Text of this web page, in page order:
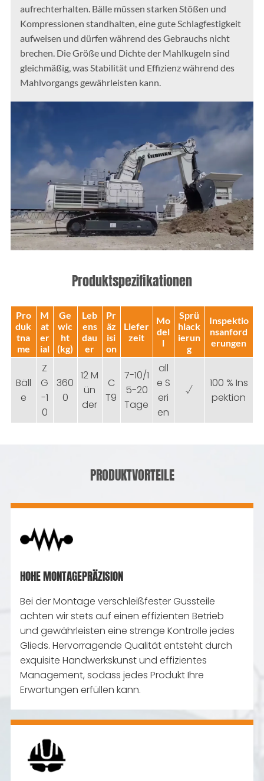
aufrechterhalten. Bälle müssen starken Stößen und
Kompressionen standhalten, eine gute Schlagfestigkeit
aufweisen und dürfen während des Gebrauchs nicht
brechen. Die Größe und Dichte der Mahlkugeln sind
gleichmäßig, was Stabilität und Effizienz während des
Mahlvorgangs gewährleisten kann.
Produktspezifikationen
Pro
duk
tna
me
M
at
er
ial
Ge
wic
ht
(kg)
Leb
ens
dau
er
Pr
äz
isi
on
Liefer
zeit
Mo
del
l
Sprü
hlack
ierun
g
Inspektio
nsanford
erungen
Bäll
e
Z
G
-1
0
360
0
12 M
ün
der
C
T9
7-10/1
5-20
Tage
all
e S
eri
en
√
100 % Ins
pektion
PRODUKTVORTEILE
HOHE MONTAGEPRÄZISION
Bei der Montage verschleißfester Gussteile
achten wir stets auf einen effizienten Betrieb
und gewährleisten eine strenge Kontrolle jedes
Glieds. Hervorragende Qualität entsteht durch
exquisite Handwerkskunst und effizientes
Management, sodass jedes Produkt Ihre
Erwartungen erfüllen kann.